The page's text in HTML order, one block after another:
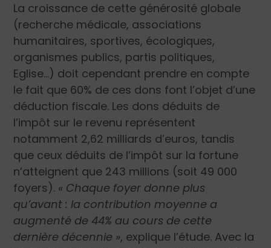
La croissance de cette générosité globale
(recherche médicale, associations
humanitaires, sportives, écologiques,
organismes publics, partis politiques,
Eglise…) doit cependant prendre en compte
le fait que 60% de ces dons font l’objet d’une
déduction fiscale. Les dons déduits de
l’impôt sur le revenu représentent
notamment 2,62 milliards d’euros, tandis
que ceux déduits de l’impôt sur la fortune
n’atteignent que 243 millions (soit 49 000
foyers). « Chaque foyer donne plus
qu’avant : la contribution moyenne a
augmenté de 44% au cours de cette
dernière décennie », explique l’étude. Avec la